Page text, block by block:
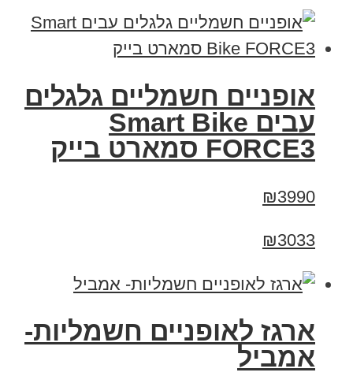
אופניים חשמליים גלגלים
עבים Smart Bike
FORCE3 סמארט בייק
₪3990
₪3033
ארגז לאופניים חשמליות-
אמביל